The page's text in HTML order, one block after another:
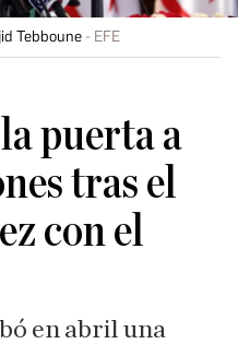
Tebboune EFE
puerta a
tras el
con el
en abril una